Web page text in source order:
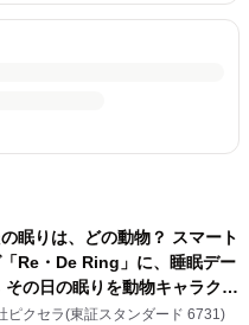
眠りは、どの動物？ スマート
「Re・De Ring」に、睡眠デー
その日の眠りを動物キャラクタ
新機能 「Re・De Ring 睡眠
ピクセラ(東証スタンダード 6731)